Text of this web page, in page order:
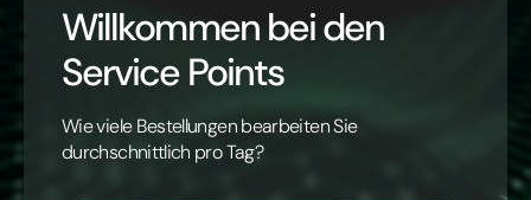
Willkommen bei den
Service Points
Wie viele Bestellungen bearbeiten Sie
durchschnittlich pro Tag?